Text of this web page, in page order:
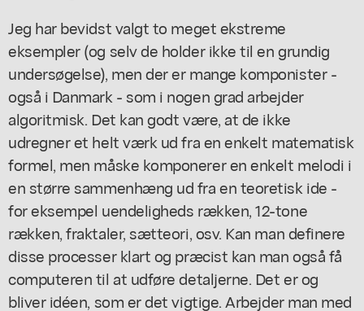
Jeg har bevidst valgt to meget ekstreme
eksempler (og selv de holder ikke til en grundig
undersøgelse), men der er mange komponister -
også i Danmark - som i nogen grad arbejder
algoritmisk. Det kan godt være, at de ikke
udregner et helt værk ud fra en enkelt matematisk
formel, men måske komponerer en enkelt melodi i
en større sammenhæng ud fra en teoretisk ide -
for eksempel uendeligheds rækken, 12-tone
rækken, fraktaler, sætteori, osv. Kan man definere
disse processer klart og præcist kan man også få
computeren til at udføre detaljerne. Det er og
bliver idéen, som er det vigtige. Arbejder man med